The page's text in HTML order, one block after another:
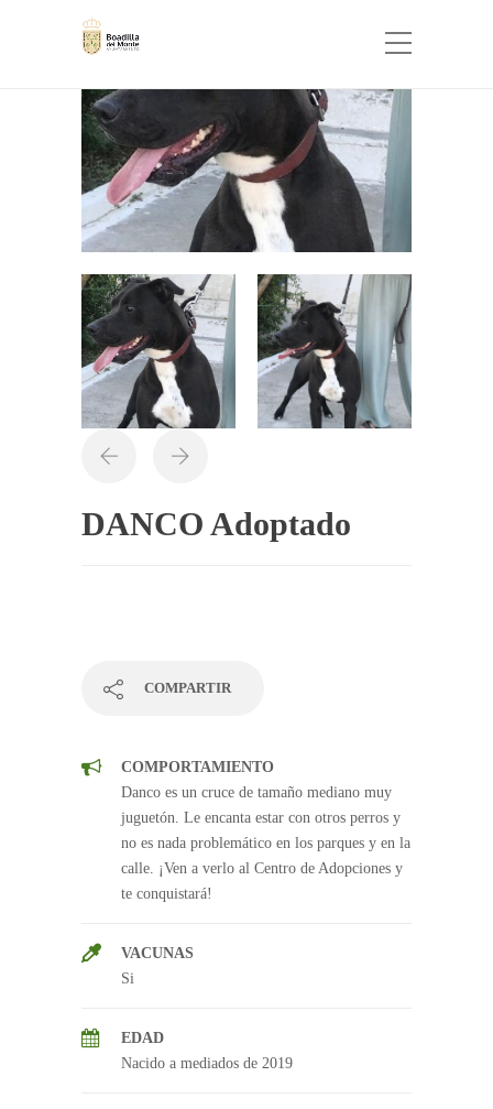
DANCO Adoptado
COMPARTIR
COMPORTAMIENTO
Danco es un cruce de tamaño mediano muy
juguetón. Le encanta estar con otros perros y
no es nada problemático en los parques y en la
calle. ¡Ven a verlo al Centro de Adopciones y
te conquistará!
VACUNAS
Si
EDAD
Nacido a mediados de 2019